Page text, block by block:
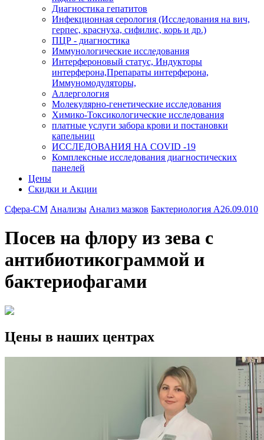
Диагностика гепатитов
Инфекционная серология (Исследования на вич,
герпес, краснуха, сифилис, корь и др.)
ПЦР - диагностика
Иммунологические исследования
Интерфероновый статус, Индукторы
интерферона,Препараты интерферона,
Иммуномодуляторы,
Аллергология
Молекулярно-генетические исследования
Химико-Токсикологические исследования
платные услуги забора крови и постановки
капельниц
ИССЛЕДОВАНИЯ НА COVID -19
Комплексные исследования диагностических
панелей
Цены
Скидки и Акции
Сфера-СМ Анализы Анализ мазков Бактериология A26.09.010
Посев на флору из зева с
антибиотикограммой и
бактериофагами
Цены в наших центрах